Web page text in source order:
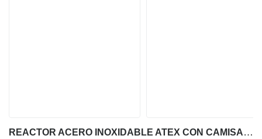
REACTOR ACERO INOXIDABLE ATEX CON CAMISA, CALORIFUGADO Y AGITACI